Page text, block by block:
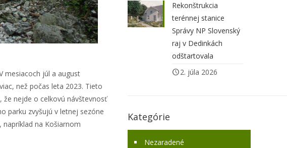
mesiacoch júl a august
než počas leta 2023. Tieto
že nejde o celkovú návštevnosť
parku zvyšujú v letnej sezóne
na Košiarnom
Rekonštrukcia
terénnej stanice
Správy NP Slovenský
raj v Dedinkách
odštartovala
2. júla 2026
Kategórie
Nezaradené